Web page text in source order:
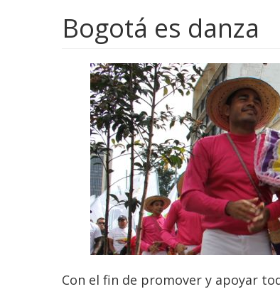
Bogotá es danza
Con el fin de promover y apoyar